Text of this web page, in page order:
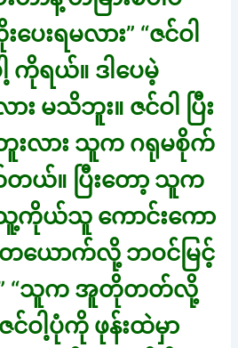
ေးရမလား” “ဇင်ဝါ
ကိုရယ်။ ဒါပေမဲ့
း မသိဘူး။ ဇင်ဝါ ပြီး
ဘူးလား သူက ဂရုမစိုက်
ယ်။ ပြီးတော့ သူက
ကိုယ်သူ ကောင်းကော
ယောက်လို့ ဘဝင်မြင့်
” “သူက အူတိုတတ်လို့
င်ဝါ့ပုံကို ဖုန်းထဲမှာ